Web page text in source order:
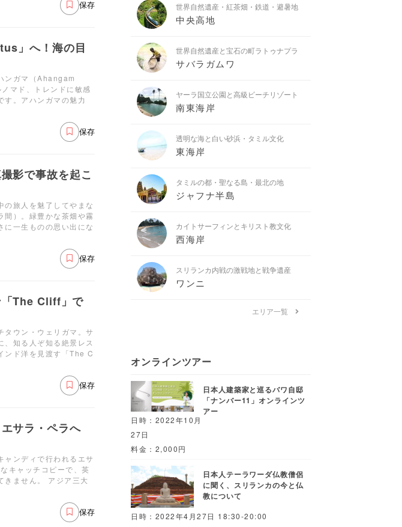
保存
」へ！海の目
ンガマ（Ahangam
マド、トレンドに敏感
す。アハンガマの魅力
保存
影で事故を起こ
の旅人を魅了してやまな
間）。緑豊かな茶畑や霧
に一生ものの思い出にな
保存
「The Cliff」で
タウン・ウェリガマ。サ
、知る人ぞ知る絶景レス
ンド洋を見渡す「The C
保存
サラ・ペラへ
ャンディで行われるエサ
キャッチコピーで、英
きません。 アジア三大
保存
世界自然遺産・紅茶畑・鉄道・避暑地
中央高地
世界自然遺産と宝石の町ラトゥナプラ
サバラガムワ
ヤーラ国立公園と高級ビーチリゾート
南東海岸
透明な海と白い砂浜・タミル文化
東海岸
タミルの都・聖なる島・最北の地
ジャフナ半島
カイトサーフィンとキリスト教文化
西海岸
スリランカ内戦の激戦地と戦争遺産
ワンニ
エリア一覧
オンラインツアー
日本人建築家と巡るバワ自邸
「ナンバー11」オンラインツ
アー
日時：2022年10月
27日
料金：2,000円
日本人テーラワーダ仏教僧侶
に聞く、スリランカの今と仏
教について
日時：2022年4月27日 18:30-20:00